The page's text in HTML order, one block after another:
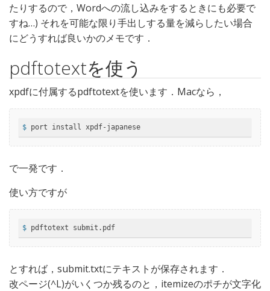
たりするので，Wordへの流し込みをするときにも必要で
すね…) それを可能な限り手出しする量を減らしたい場合
にどうすれば良いかのメモです．
pdftotextを使う
xpdfに付属するpdftotextを使います．Macなら，
$ port install xpdf-japanese
で一発です．
使い方ですが
$ pdftotext submit.pdf
とすれば，submit.txtにテキストが保存されます．
改ページ(^L)がいくつか残るのと，itemizeのポチが文字化